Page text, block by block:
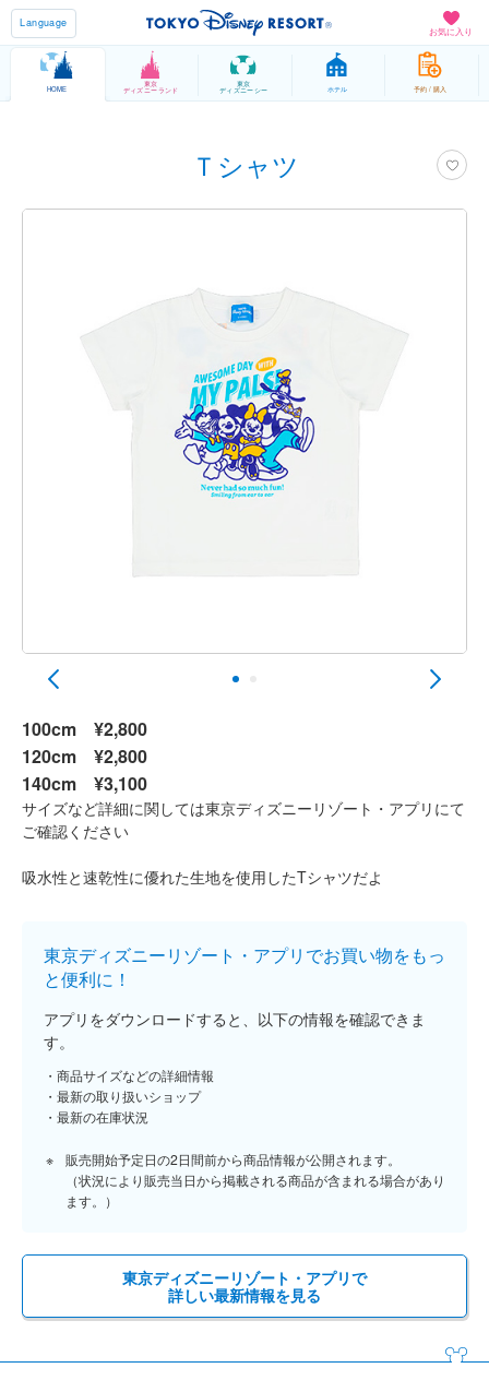
お気に入り
Language
HOME
東京
ディズニーランド
東京
ディズニーシー ホテル 予約 / 購入
Ｔシャツ
100cm ¥2,800
120cm ¥2,800
140cm ¥3,100
サイズなど詳細に関しては東京ディズニーリゾート・アプリにて
ご確認ください
吸水性と速乾性に優れた生地を使用したTシャツだよ
東京ディズニーリゾート・アプリでお買い物をもっ
と便利に！
アプリをダウンロードすると、以下の情報を確認できま
す。
商品サイズなどの詳細情報
最新の取り扱いショップ
最新の在庫状況
販売開始予定日の2日間前から商品情報が公開されます。
（状況により販売当日から掲載される商品が含まれる場合があり
ます。）
東京ディズニーリゾート・アプリで
詳しい最新情報を見る